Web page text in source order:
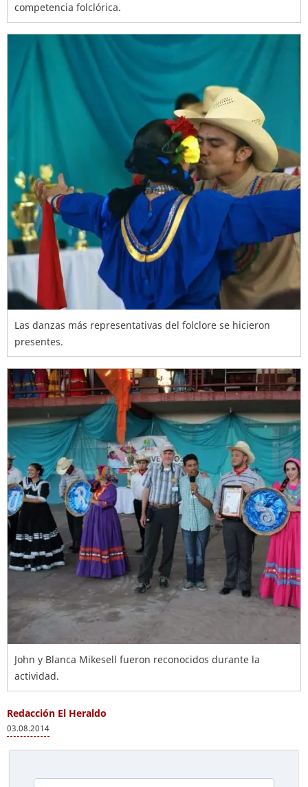
competencia folclórica.
Las danzas más representativas del folclore se hicieron
presentes.
John y Blanca Mikesell fueron reconocidos durante la
actividad.
Redacción El Heraldo
03.08.2014